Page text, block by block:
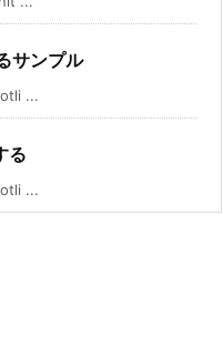
サンプル
...
る
...